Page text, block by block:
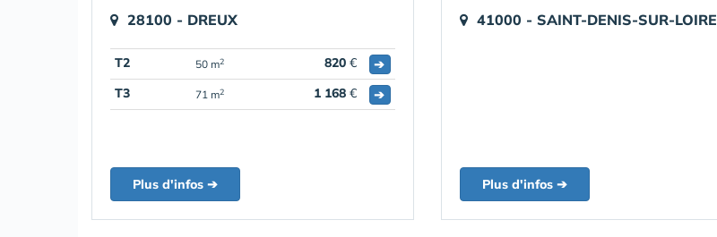
28100 - DREUX
T2 50 m2 820 €
➔
T3
71 m2 1 168 € ➔
Plus d'infos ➔
41000 - SAINT-DENIS-SUR-LOIRE
Plus d'infos ➔